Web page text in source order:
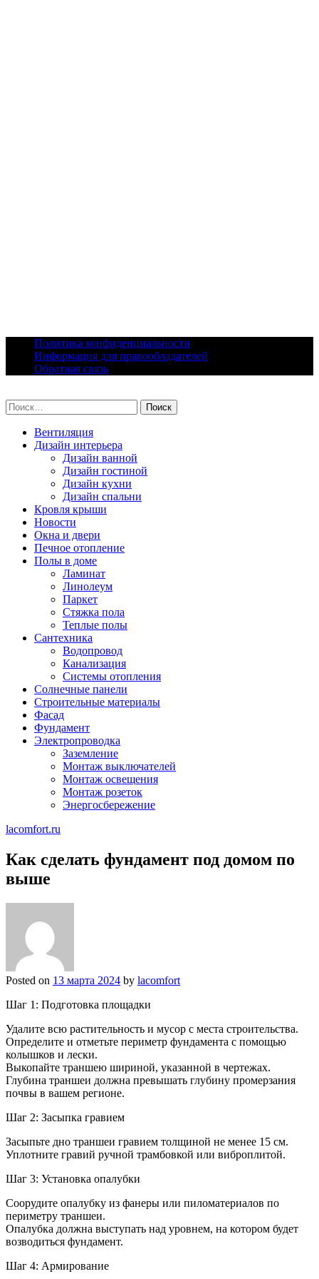
content
Политика конфиденциальности
Информация для правообладателей
Обратная связь
Найти:
Вентиляция
Дизайн интерьера
Дизайн ванной
Дизайн гостиной
Дизайн кухни
Дизайн спальни
Кровля крыши
Новости
Окна и двери
Печное отопление
Полы в доме
Ламинат
Линолеум
Паркет
Стяжка пола
Теплые полы
Сантехника
Водопровод
Канализация
Системы отопления
Солнечные панели
Строительные материалы
Фасад
Фундамент
Электропроводка
Заземление
Монтаж выключателей
Монтаж освещения
Монтаж розеток
Энергосбережение
lacomfort.ru
Как сделать фундамент под домом по
выше
Posted on 13 марта 2024 by lacomfort
Шаг 1: Подготовка площадки
Удалите всю растительность и мусор с места строительства.
Определите и отметьте периметр фундамента с помощью
колышков и лески.
Выкопайте траншею шириной, указанной в чертежах.
Глубина траншеи должна превышать глубину промерзания
почвы в вашем регионе.
Шаг 2: Засыпка гравием
Засыпьте дно траншеи гравием толщиной не менее 15 см.
Уплотните гравий ручной трамбовкой или виброплитой.
Шаг 3: Установка опалубки
Соорудите опалубку из фанеры или пиломатериалов по
периметру траншеи.
Опалубка должна выступать над уровнем, на котором будет
возводиться фундамент.
Шаг 4: Армирование